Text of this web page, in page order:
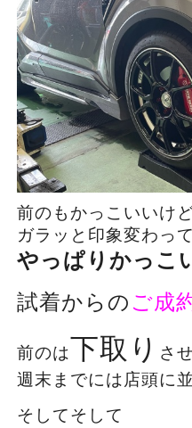
前のもかっこいいけ
ガラッと印象変わって
やっぱりかっこ
試着からのご成
前のは下取り さ
週末までには店頭に
そしてそして